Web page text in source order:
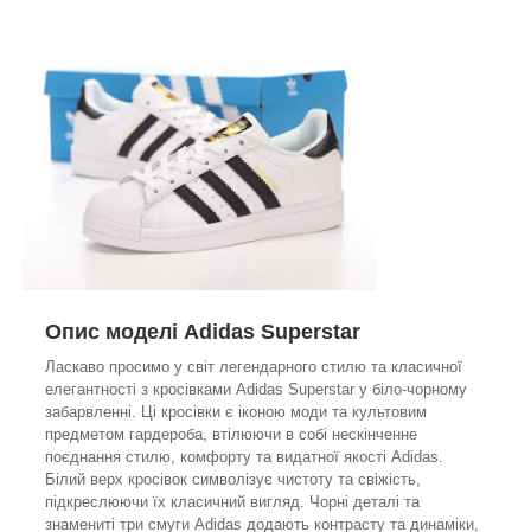
Опис моделі Adidas Superstar
Ласкаво просимо у світ легендарного стилю та класичної
елегантності з кросівками Adidas Superstar у біло-чорному
забарвленні. Ці кросівки є іконою моди та культовим
предметом гардероба, втілюючи в собі нескінченне
поєднання стилю, комфорту та видатної якості Adidas.
Білий верх кросівок символізує чистоту та свіжість,
підкреслюючи їх класичний вигляд. Чорні деталі та
знамениті три смуги Adidas додають контрасту та динаміки,